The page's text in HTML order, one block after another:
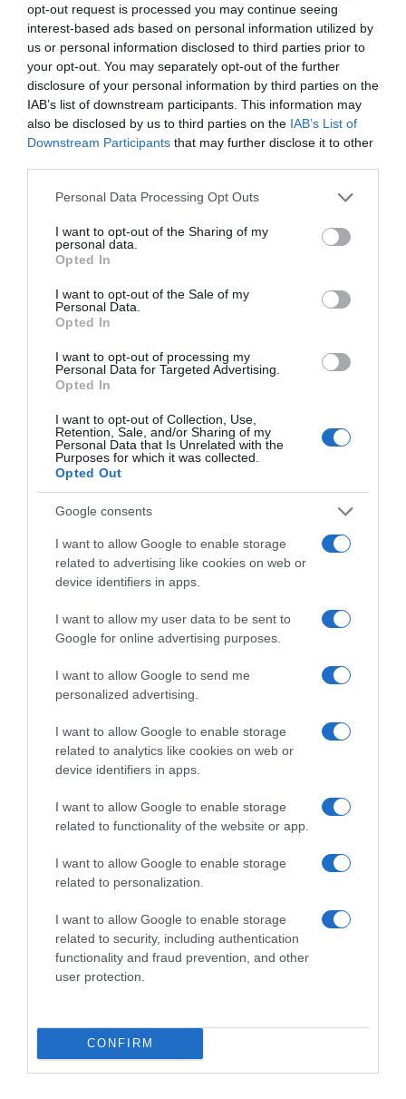
opt-out request is processed you may continue seeing
interest-based ads based on personal information utilized by
us or personal information disclosed to third parties prior to
your opt-out. You may separately opt-out of the further
disclosure of your personal information by third parties on the
IAB’s list of downstream participants. This information may
also be disclosed by us to third parties on the IAB’s List of
Downstream Participants that may further disclose it to other
Please note that this website/app uses one or more Google
not limited to your visit or usage behaviour. You may click to
grant or deny consent to Google and its third-party tags to
use your data for below specified purposes in below Google
consent section.
Personal Data Processing Opt Outs
I want to opt-out of the Sharing of my
personal data.
Opted In
I want to opt-out of the Sale of my
Personal Data.
Opted In
I want to opt-out of processing my
Personal Data for Targeted Advertising.
Opted In
I want to opt-out of Collection, Use,
Retention, Sale, and/or Sharing of my
Personal Data that Is Unrelated with the
Purposes for which it was collected.
Opted Out
Google consents
I want to allow Google to enable storage
related to advertising like cookies on web or
device identifiers in apps.
I want to allow my user data to be sent to
Google for online advertising purposes.
I want to allow Google to send me
personalized advertising.
I want to allow Google to enable storage
related to analytics like cookies on web or
device identifiers in apps.
I want to allow Google to enable storage
related to functionality of the website or app.
I want to allow Google to enable storage
related to personalization.
I want to allow Google to enable storage
related to security, including authentication
functionality and fraud prevention, and other
user protection.
CONFIRM
ΣΧΟΛΙΑ
ΕΛΛΑΔΑ
Με ταχείς ρυθμούς οι διαδικασίες